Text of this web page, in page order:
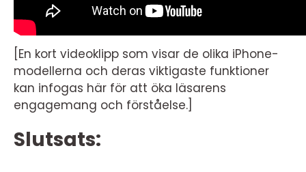
[En kort videoklipp som visar de olika iPhone-
modellerna och deras viktigaste funktioner
kan infogas här för att öka läsarens
engagemang och förståelse.]
Slutsats: